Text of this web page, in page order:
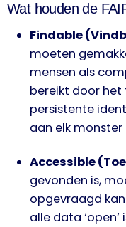
Wat houden de
Findable
moeten
mensen als
bereikt door het
persistente
aan elk
Accessible
gevonden is,
opgevraagd
alle data